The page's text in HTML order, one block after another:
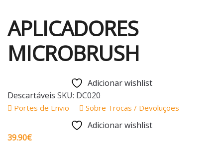
APLICADORES
MICROBRUSH
Adicionar wishlist
Descartáveis SKU: DC020
Portes de Envio Sobre Trocas / Devoluções
Adicionar wishlist
39.90€